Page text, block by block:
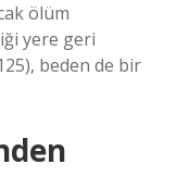
ölüm
yere geri
beden de bir